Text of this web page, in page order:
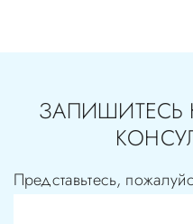
ЗАПИШИТЕСЬ
Представьтесь,